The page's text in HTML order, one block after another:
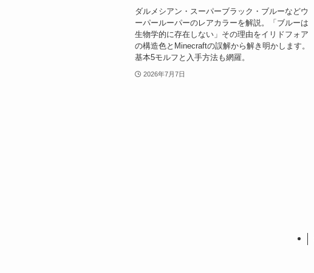
ダルメシアン・スーパーブラック・ブルーなどウ
ーパールーパーのレアカラーを解説。「ブルーは
生物学的に存在しない」その理由をイリドフォア
の構造色とMinecraftの誤解から解き明かします。
基本5モルフと入手方法も網羅。
2026年7月7日